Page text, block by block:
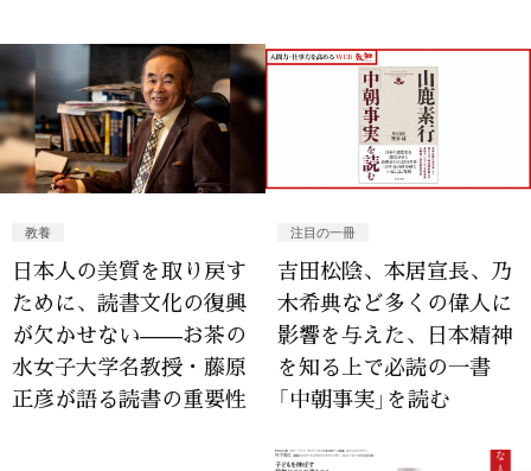
教養
日本人の美質を取り戻す
ために、読書文化の復興
が欠かせない——お茶の
水女子大学名教授・藤原
正彦が語る読書の重要性
注目の一冊
吉田松陰、本居宣長、乃
木希典など多くの偉人に
影響を与えた、日本精神
を知る上で必読の一書
「中朝事実」を読む